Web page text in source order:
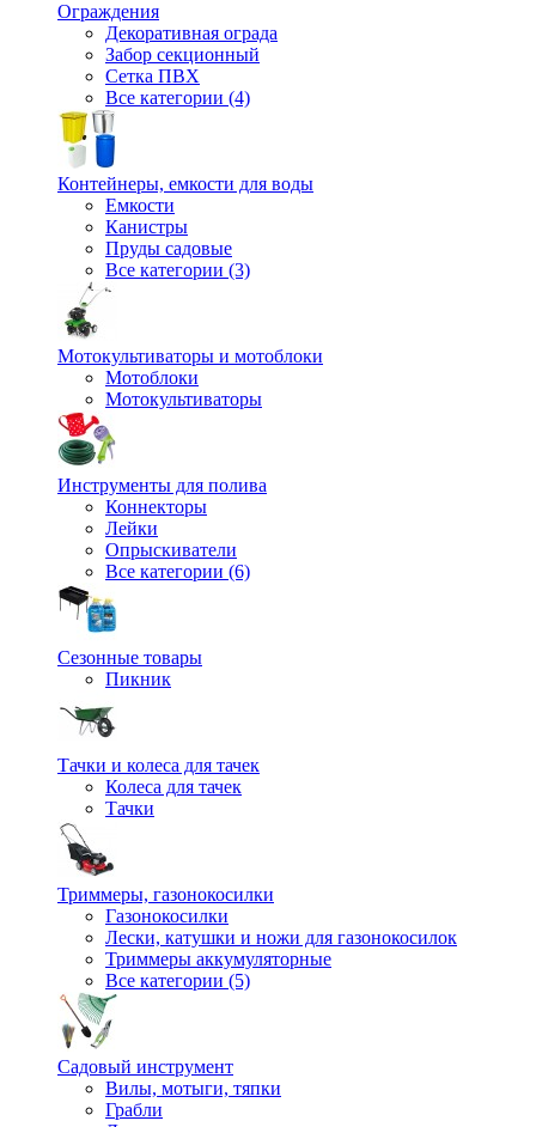
Ограждения
Декоративная ограда
Забор секционный
Сетка ПВХ
Все категории (4)
Контейнеры, емкости для воды
Емкости
Канистры
Пруды садовые
Все категории (3)
Мотокультиваторы и мотоблоки
Мотоблоки
Мотокультиваторы
Инструменты для полива
Коннекторы
Лейки
Опрыскиватели
Все категории (6)
Сезонные товары
Пикник
Тачки и колеса для тачек
Колеса для тачек
Тачки
Триммеры, газонокосилки
Газонокосилки
Лески, катушки и ножи для газонокосилок
Триммеры аккумуляторные
Все категории (5)
Садовый инструмент
Вилы, мотыги, тяпки
Грабли